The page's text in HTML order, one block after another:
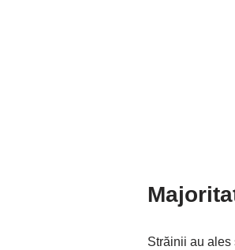
Străinii au ales